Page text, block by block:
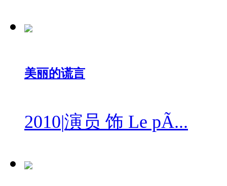
美丽的谎言
2010|演员 饰 Le pÃ...